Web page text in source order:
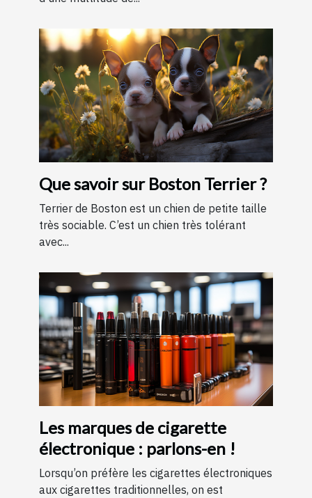
Que savoir sur Boston Terrier ?
Terrier de Boston est un chien de petite taille
très sociable. C’est un chien très tolérant
avec...
Les marques de cigarette
électronique : parlons-en !
Lorsqu’on préfère les cigarettes électroniques
aux cigarettes traditionnelles, on est